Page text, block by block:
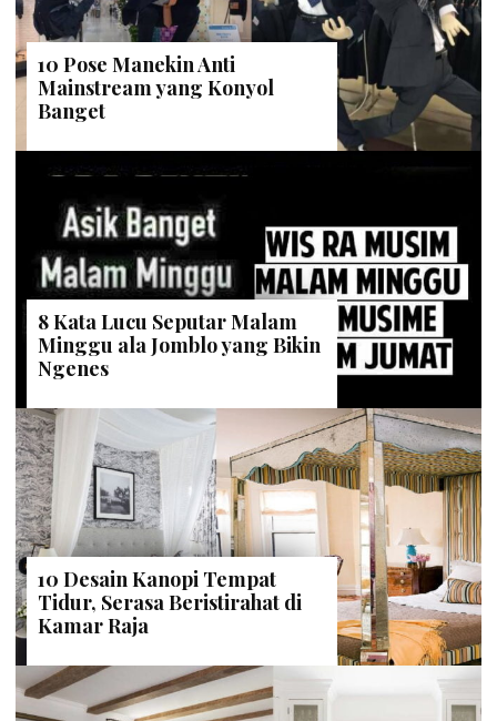
10 Pose Manekin Anti
Mainstream yang Konyol
Banget
8 Kata Lucu Seputar Malam
Minggu ala Jomblo yang Bikin
Ngenes
10 Desain Kanopi Tempat
Tidur, Serasa Beristirahat di
Kamar Raja